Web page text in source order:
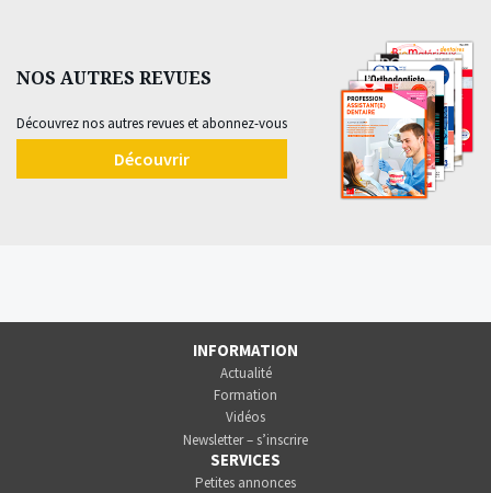
NOS AUTRES REVUES
Découvrez nos autres revues et abonnez-vous
Découvrir
INFORMATION
Actualité
Formation
Vidéos
Newsletter – s’inscrire
SERVICES
Petites annonces